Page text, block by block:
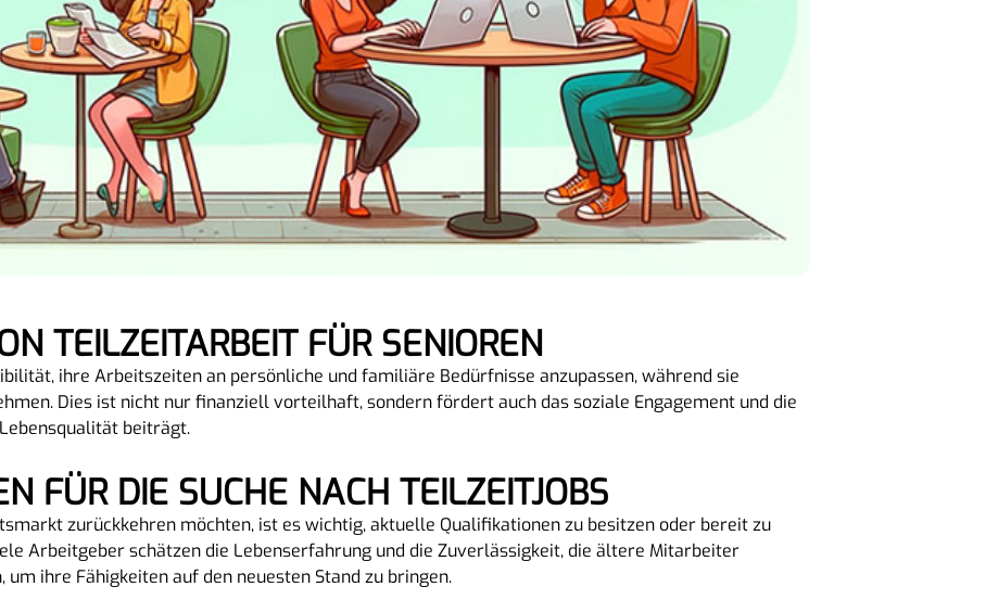
TEILZEITARBEIT FÜR SENIOREN
ihre Arbeitszeiten an persönliche und familiäre Bedürfnisse anzupassen, während sie
Dies ist nicht nur finanziell vorteilhaft, sondern fördert auch das soziale Engagement und die
beiträgt.
FÜR DIE SUCHE NACH TEILZEITJOBS
zurückkehren möchten, ist es wichtig, aktuelle Qualifikationen zu besitzen oder bereit zu
Arbeitgeber schätzen die Lebenserfahrung und die Zuverlässigkeit, die ältere Mitarbeiter
um ihre Fähigkeiten auf den neuesten Stand zu bringen.